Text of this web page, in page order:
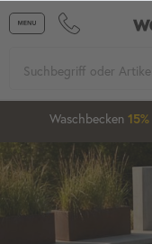
Waschbecken 15%